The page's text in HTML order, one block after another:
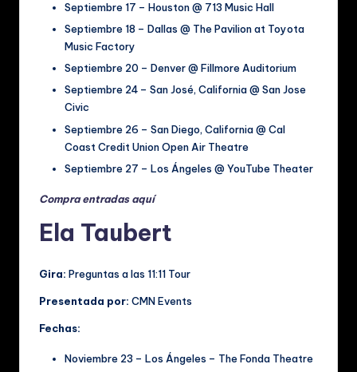
Septiembre 17 – Houston @ 713 Music Hall
Septiembre 18 – Dallas @ The Pavilion at Toyota
Music Factory
Septiembre 20 – Denver @ Fillmore Auditorium
Septiembre 24 – San José, California @ San Jose
Civic
Septiembre 26 – San Diego, California @ Cal
Coast Credit Union Open Air Theatre
Septiembre 27 – Los Ángeles @ YouTube Theater
Compra entradas aquí
Ela Taubert
Gira: Preguntas a las 11:11 Tour
Presentada por: CMN Events
Fechas:
Noviembre 23 – Los Ángeles – The Fonda Theatre